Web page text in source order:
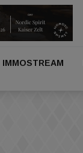
IMMOSTREAM